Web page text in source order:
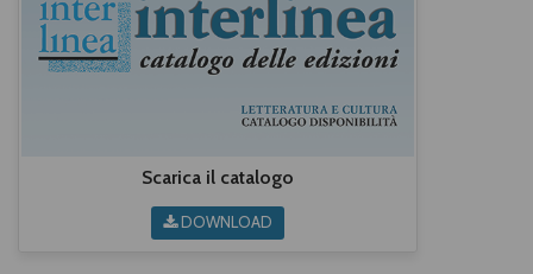
Scarica il catalogo
DOWNLOAD